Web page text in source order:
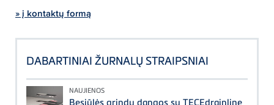
» į kontaktų formą
DABARTINIAI ŽURNALŲ STRAIPSNIAI
NAUJIENOS
Besiūlės grindų dangos su TECEdrainline